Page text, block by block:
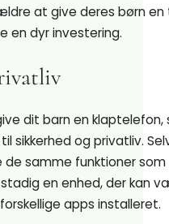
at give deres børn en
dyr investering.
dit barn en klaptelefon,
sikkerhed og privatliv.
de samme funktioner som
en enhed, der kan
apps installeret.